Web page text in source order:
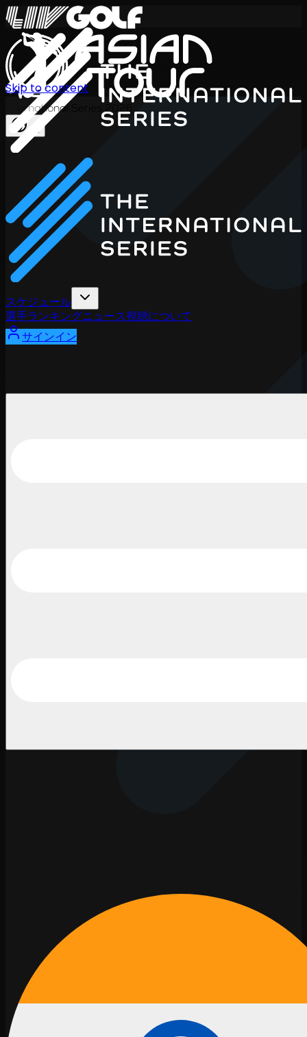
International Series 2026
スケジュール
選手ランキングニュース視聴について
サインイン
Skip to content